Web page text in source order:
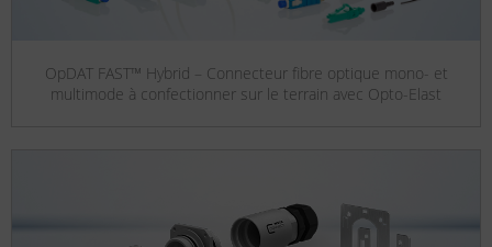
OpDAT FAST™ Hybrid – Connecteur fibre optique mono- et
multimode à confectionner sur le terrain avec Opto-Elast